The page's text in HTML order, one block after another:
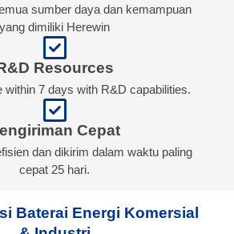
sumber daya dan kemampuan
yang dimiliki Herewin
Resources
within 7 days with R&D capabilities.
Cepat
dan dikirim dalam waktu paling
cepat 25 hari.
Baterai Energi Komersial